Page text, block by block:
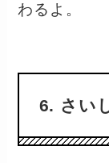
わるよ。
6. さい